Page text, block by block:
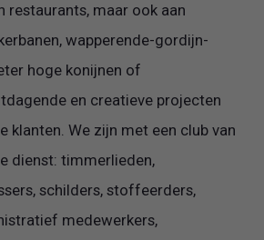
restaurants, maar ook aan
wapperende-gordijn-
hoge konijnen of
en creatieve projecten
klanten. We zijn met een club van
dienst: timmerlieden,
schilders, stoffeerders,
medewerkers,